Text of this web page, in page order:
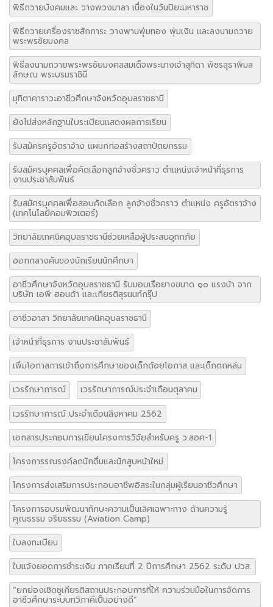
พิธีถวายบังคมและ วางพวงมาลา เนื่องในวันปิยะมหาราช
พิธีถวายเครื่องราชสักการะ วางพานพุ่มทอง พุ่มเงิน และลงนามถวาย
พระพรชัยมงคล
พิธีลงนามถวายพระพรชัยมงคลสมเด็จพระนางเจ้าสุทิดา พัชรสุธาพิมล
ลักษณ พระบรมราชินี
มุทิตาคาราวะอาชีวศึกษาจังหวัดอุบลราชธานี
ยังไม่ส่งหลักฐานใบระเบียนแสดงผลการเรียน
รับสมัครครูอัตราจ้าง แผนกก่อสร้างสถาปัตยกรรม
รับสมัครบุคคลเพื่อคัดเลือกลูกจ้างชั่วคราว ตำแหน่งเจ้าหน้าที่ธุรการ
งานประชาสัมพันธ์
รับสมัครบุคคลเพื่อสอบคัดเลือก ลูกจ้างชั่วคราว ตำแหน่ง ครูอัตราจ้าง
(เทคโนโลยีคอมพิวเตอร์)
วิทยาลัยเทคนิคอุบลราชธานีช่วยเหลือผู้ประสบอุทกภัย
ออกกลางคันของนักเรียนนักศึกษา
อาชีวศึกษาจังหวัดอุบลราชธานี รับมอบเรือยางขนาด ๑๐ แรงม้า จาก
บริษัท เอพี ฮอนด้า และเกียรติสุรนนท์กรุ๊ป
อาชีวอาสา วิทยาลัยเทคนิคอุบลราชธานี
เจ้าหน้าที่ธุรการ งานประชาสัมพันธ์
เพิ่มโอกาสการเข้าถึงการศึกษาของเด็กด้อยโอกาส และเด็กตกหล่น
เวรรักษาการณ์
เวรรักษาการณ์ประจำเดือนตุลาคม
เวรรักษาการณ์ ประจำเดือนสิงหาคม 2562
เอกสารประกอบการเขียนโครงการวิจัยสำหรับครู ว.สอศ-1
โครงการรณรงค์ลดนักดื่มและนักสูบหน้าใหม่
โครงการส่งเสริมการประกอบอาชีพอิสระในกลุ่มผู้เรียนอาชีวศึกษา
โครงการอบรมพัฒนาทักษะความเป็นเลิศเฉพาะทาง ด้านความรู้
คุณธรรม จริยธรรม (Aviation Camp)
ใบลงทะเบียน
ใบแจ้งยอดการชำระเงิน ภาคเรียนที่ 2 ปีการศึกษา 2562 ระดับ ปวส.
“ยกย่องเชิดชูเกียรติสถานประกอบการที่ให้ ความร่วมมือในการจัดการ
อาชีวศึกษาระบบทวิภาคีเป็นอย่างดี”